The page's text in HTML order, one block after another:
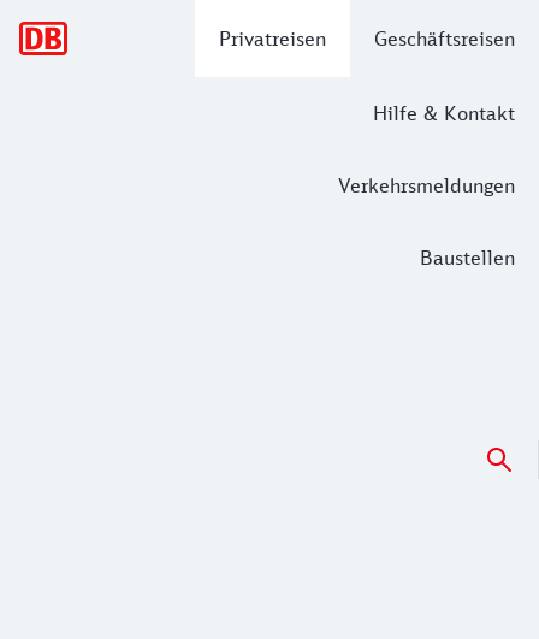
Privatreisen Geschäftsreisen
Hilfe & Kontakt
Verkehrsmeldungen
Baustellen